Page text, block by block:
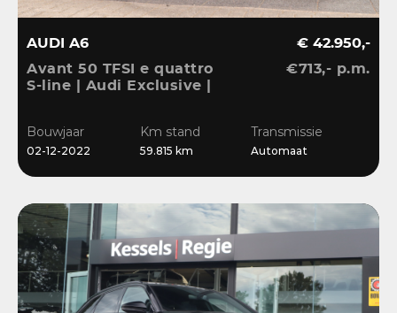
AUDI A6
Avant 50 TFSI e quattro
S-line | Audi Exclusive |
| Blis | CarPlay
€ 42.950,-
€713,- p.m.
Bouwjaar
02-12-2022
Km stand
59.815 km
Transmissie
Automaat